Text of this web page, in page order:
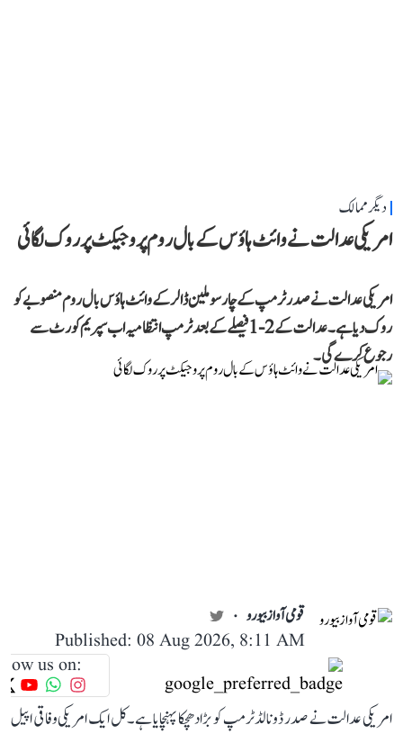
دیگر ممالک
امریکی عدالت نے وائٹ ہاؤس کے بال روم پروجیکٹ پر روک لگائی
امریکی عدالت نے صدر ٹرمپ کے چار سو ملین ڈالر کے وائٹ ہاؤس بال روم منصوبے کو
روک دیا ہے۔ عدالت کے 2-1 فیصلے کے بعد ٹرمپ انتظامیہ اب سپریم کورٹ سے
رجوع کرے گی۔
قومی آواز بیورو
Published: 08 Aug 2026, 8:11 AM
us on:
امریکی عدالت نے صدر ڈونالڈ ٹرمپ کو بڑا دھچکا پہنچایا ہے۔ کل ایک امریکی وفاقی اپیل